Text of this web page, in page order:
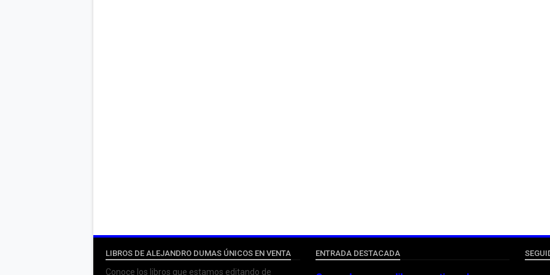
LIBROS DE ALEJANDRO DUMAS ÚNICOS EN VENTA
Conoce los libros que estamos editando de
ENTRADA DESTACADA